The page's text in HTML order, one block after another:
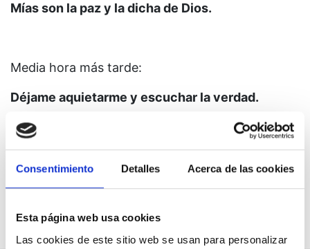
Consentimiento Detalles Acerca de las cookies
Esta página web usa cookies
Las cookies de este sitio web se usan para personalizar
Mías son la paz y la dicha de Dios.
Media hora más tarde:
Déjame aquietarme y escuchar la verdad.